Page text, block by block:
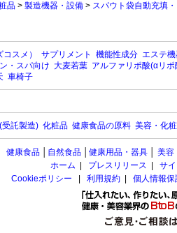
品 > 製造機器・設備 > スパウト袋自動充填
スメ） サプリメント 機能性成分 エステ
・スパ向け 大麦若葉 アルファリポ酸(αリポ
車椅子
託製造) 化粧品 健康食品の原料 美容・化
健康食品 自然食品 健康用品・器具 美容
ホーム
プレスリリース
サ
Cookieポリシー
利用規約 個人情報